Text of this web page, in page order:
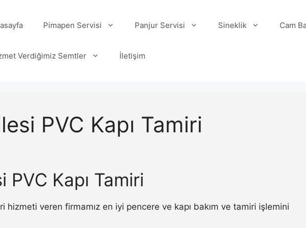
Pimapen Servisi Panjur Servisi Sineklik Cam
Verdiğimiz Semtler İletişim
PVC Kapı Tamiri
Kapı Tamiri
hizmeti veren firmamız en iyi pencere ve kapı bakım ve tamiri işlemini